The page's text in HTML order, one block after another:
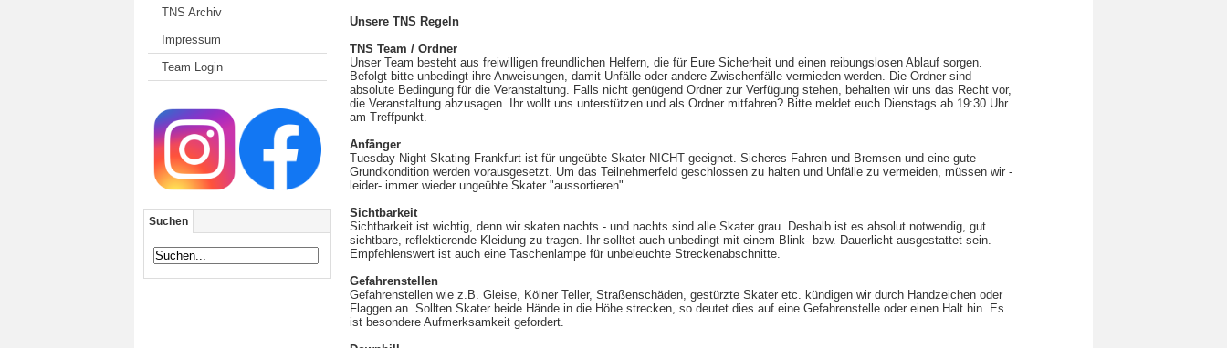
TNS Archiv
Impressum
Team Login
Suchen
Unsere TNS Regeln
TNS Team / Ordner
Unser Team besteht aus freiwilligen freundlichen Helfern, die für Eure Sicherheit und einen reibungslosen Ablauf sorgen.
Befolgt bitte unbedingt ihre Anweisungen, damit Unfälle oder andere Zwischenfälle vermieden werden. Die Ordner sind
absolute Bedingung für die Veranstaltung. Falls nicht genügend Ordner zur Verfügung stehen, behalten wir uns das Recht vor,
die Veranstaltung abzusagen. Ihr wollt uns unterstützen und als Ordner mitfahren? Bitte meldet euch Dienstags ab 19:30 Uhr
am Treffpunkt.
Anfänger
Tuesday Night Skating Frankfurt ist für ungeübte Skater NICHT geeignet. Sicheres Fahren und Bremsen und eine gute
Grundkondition werden vorausgesetzt. Um das Teilnehmerfeld geschlossen zu halten und Unfälle zu vermeiden, müssen wir -
leider- immer wieder ungeübte Skater "aussortieren".
Sichtbarkeit
Sichtbarkeit ist wichtig, denn wir skaten nachts - und nachts sind alle Skater grau. Deshalb ist es absolut notwendig, gut
sichtbare, reflektierende Kleidung zu tragen. Ihr solltet auch unbedingt mit einem Blink- bzw. Dauerlicht ausgestattet sein.
Empfehlenswert ist auch eine Taschenlampe für unbeleuchte Streckenabschnitte.
Gefahrenstellen
Gefahrenstellen wie z.B. Gleise, Kölner Teller, Straßenschäden, gestürzte Skater etc. kündigen wir durch Handzeichen oder
Flaggen an. Sollten Skater beide Hände in die Höhe strecken, so deutet dies auf eine Gefahrenstelle oder einen Halt hin. Es
ist besondere Aufmerksamkeit gefordert.